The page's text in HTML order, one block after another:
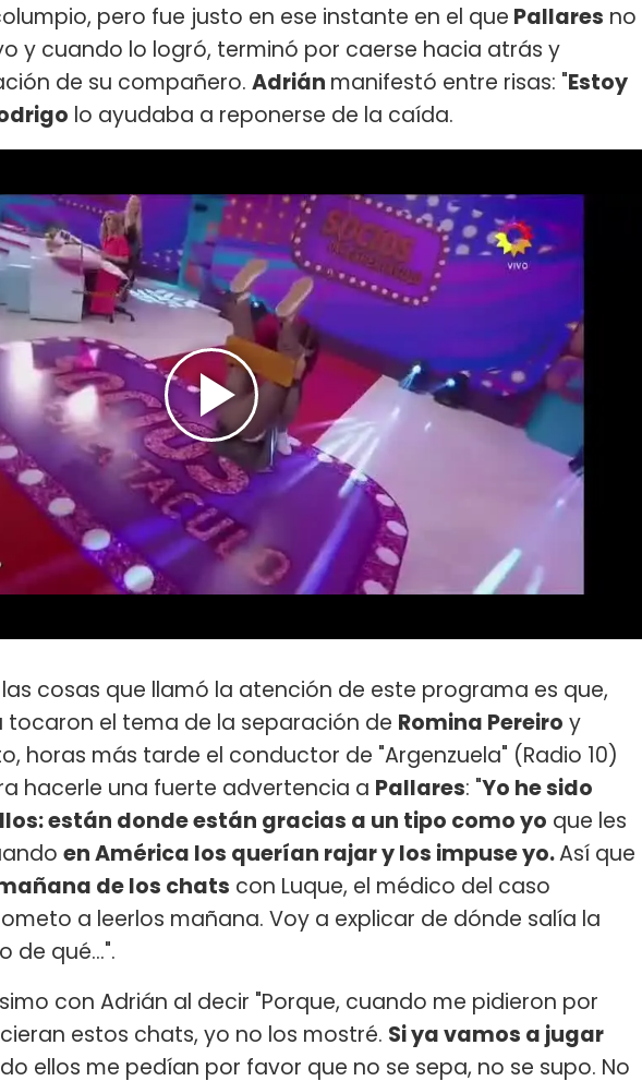
pero fue justo en ese instante en el que Pallares no
y cuando lo logró, terminó por caerse hacia atrás y
de su compañero. Adrián manifestó entre risas: "Estoy
lo ayudaba a reponerse de la caída.
cosas que llamó la atención de este programa es que,
tocaron el tema de la separación de Romina Pereiro y
horas más tarde el conductor de "Argenzuela" (Radio 10)
hacerle una fuerte advertencia a Pallares: "Yo he sido
están donde están gracias a un tipo como yo que les
en América los querían rajar y los impuse yo.Así que
de los chats con Luque, el médico del caso
a leerlos mañana. Voy a explicar de dónde salía la
de qué...".
con Adrián al decir "Porque, cuando me pidieron por
estos chats, yo no los mostré. Si ya vamos a jugar
ellos me pedían por favor que no se sepa, no se supo. No